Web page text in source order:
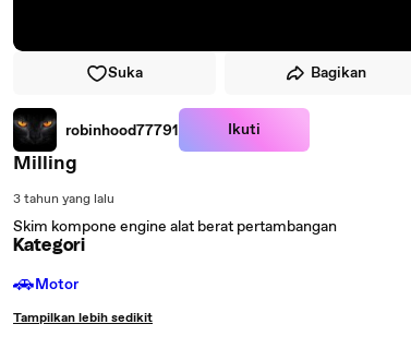
Suka Bagikan
robinhood77791 Ikuti
Milling
3 tahun yang lalu
Skim kompone engine alat berat pertambangan
Kategori
🚗Motor
Tampilkan lebih sedikit